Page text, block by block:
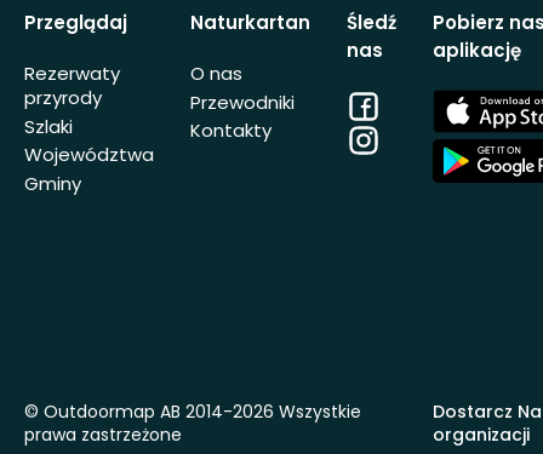
Przeglądaj
Rezerwaty
przyrody
Szlaki
Województwa
Gminy
Naturkartan
O nas
Przewodniki
Kontakty
Śledź
nas
Facebook
Instagram
Pobierz
aplikację
App
Store
App
Store
Dostarcz
organizacji
© Outdoormap AB 2014-2026 Wszystkie
prawa zastrzeżone